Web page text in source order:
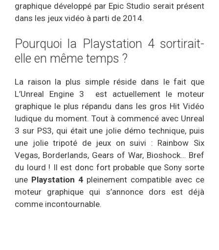
graphique développé par Epic Studio serait présent
dans les jeux vidéo à parti de 2014.
Pourquoi la Playstation 4 sortirait-
elle en même temps ?
La raison la plus simple réside dans le fait que
L’Unreal Engine 3 est actuellement le moteur
graphique le plus répandu dans les gros Hit Vidéo
ludique du moment. Tout à commencé avec Unreal
3 sur PS3, qui était une jolie démo technique, puis
une jolie tripoté de jeux on suivi : Rainbow Six
Vegas, Borderlands, Gears of War, Bioshock… Bref
du lourd ! Il est donc fort probable que Sony sorte
une Playstation 4 pleinement compatible avec ce
moteur graphique qui s’annonce dors est déjà
comme incontournable.